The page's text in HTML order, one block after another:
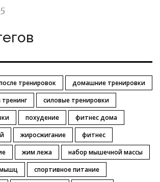
тренировок
домашние тренировки
силовые тренировки
похудение
фитнес дома
жиросжигание
фитнес
жим лежа
набор мышечной массы
мышц
спортивное питание